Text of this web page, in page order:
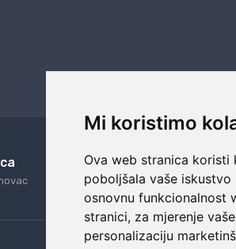
Mi koristimo
Ova web stranica
poboljšala vaše
osnovnu funkcionalnost
stranici, za mjerenje
personalizaciju
24/7 odlična podrška
Naši agenti uvijek na